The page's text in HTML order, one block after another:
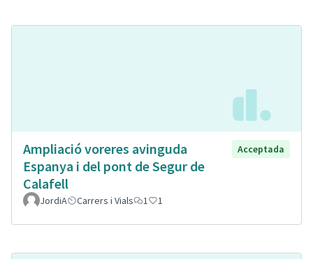
Ampliació voreres avinguda
Espanya i del pont de Segur de
Calafell
Acceptada
JordiA Carrers i Vials 1 1